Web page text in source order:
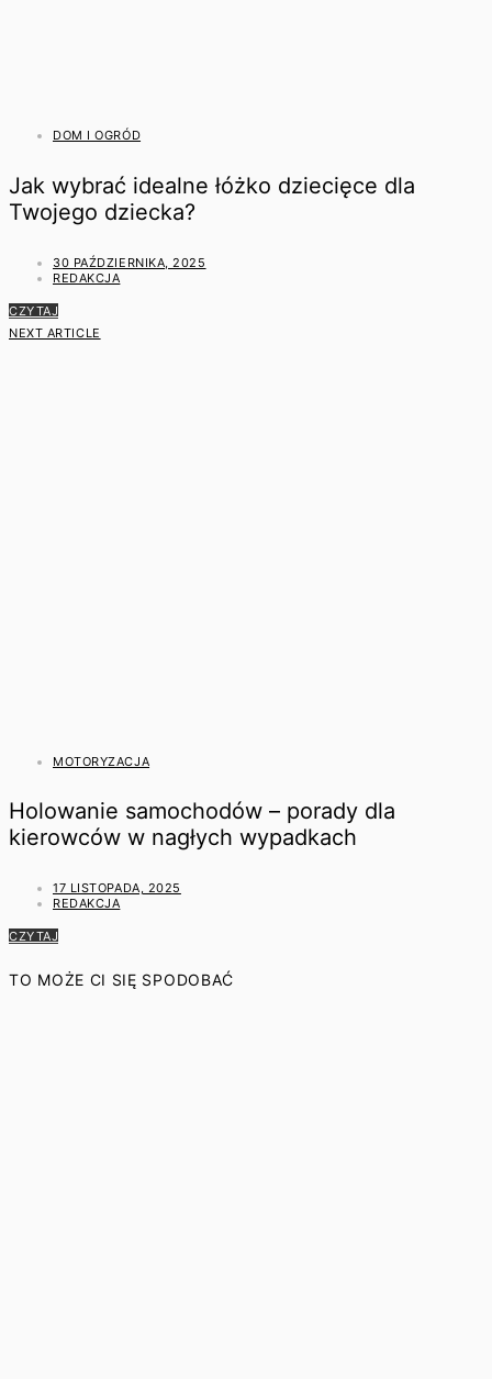
DOM I OGRÓD
Jak wybrać idealne łóżko dziecięce dla
Twojego dziecka?
30 PAŹDZIERNIKA, 2025
REDAKCJA
CZYTAJ
NEXT ARTICLE
MOTORYZACJA
Holowanie samochodów – porady dla
kierowców w nagłych wypadkach
17 LISTOPADA, 2025
REDAKCJA
CZYTAJ
TO MOŻE CI SIĘ SPODOBAĆ